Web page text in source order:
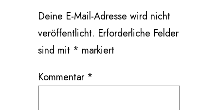
Deine E-Mail-Adresse wird nicht
veröffentlicht. Erforderliche Felder
sind mit * markiert
Kommentar *